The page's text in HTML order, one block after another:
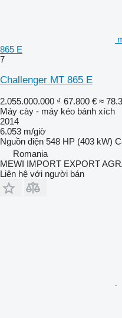
865 E
7
Challenger MT 865 E
2.055.000.000 ₫ 67.800 € ≈
Máy cày - máy kéo bánh xích
2014
6.053 m/giờ
Nguồn điện 548 HP (403 kW)
Romania
MEWI IMPORT EXPORT
Liên hệ với người bán